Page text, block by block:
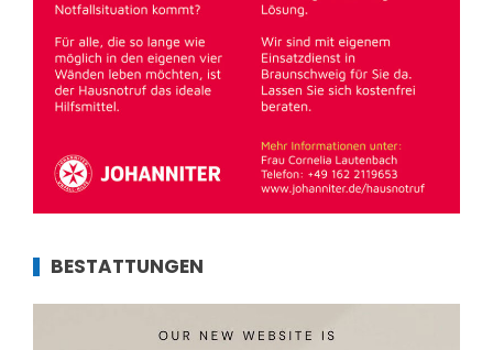
BESTATTUNGEN